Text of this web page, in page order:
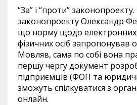
“За” і “проти”
законопроекту Олександр
що норму щодо електронних
фізичних осіб запропонував
Мовляв, сама по собі вона
першу чергу документ
підприємців (ФОП та
зможуть спілкуватися з
онлайн.